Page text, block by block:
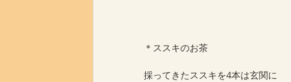
＊ススキのお茶
採ってきたススキを4本は玄関に